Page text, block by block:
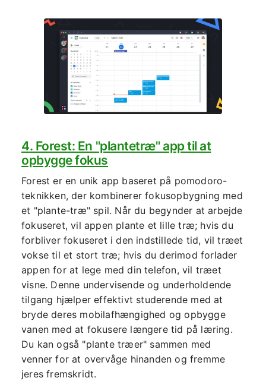
4. Forest: En "plantetræ" app til at
opbygge fokus
Forest er en unik app baseret på pomodoro-
teknikken, der kombinerer fokusopbygning med
et "plante-træ" spil. Når du begynder at arbejde
fokuseret, vil appen plante et lille træ; hvis du
forbliver fokuseret i den indstillede tid, vil træet
vokse til et stort træ; hvis du derimod forlader
appen for at lege med din telefon, vil træet
visne. Denne undervisende og underholdende
tilgang hjælper effektivt studerende med at
bryde deres mobilafhængighed og opbygge
vanen med at fokusere længere tid på læring.
Du kan også "plante træer" sammen med
venner for at overvåge hinanden og fremme
jeres fremskridt.